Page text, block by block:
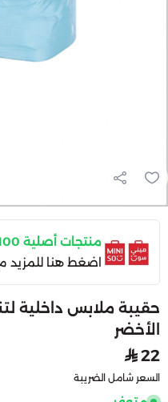
منتجات أصلية 100%
اضغط هنا للمزيد
حقيبة ملابس داخلية
الأخضر
22
السعر شامل الضريبة